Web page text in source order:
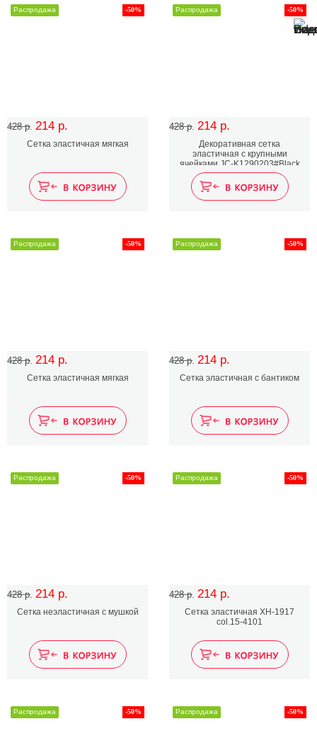
428 р. 214 р.
-50%
Распродажа
Сетка эластичная мягкая
428 р. 214 р.
-50%
Распродажа
Декоративная сетка
эластичная с крупными
ячейками JC-K1290203#Black
428 р. 214 р.
-50%
Распродажа
Сетка эластичная мягкая
428 р. 214 р.
-50%
Распродажа
Сетка эластичная с бантиком
428 р. 214 р.
-50%
Распродажа
Сетка неэластичная с мушкой
428 р. 214 р.
-50%
Распродажа
Сетка эластичная XH-1917
col.15-4101
-50%
Распродажа -50%
Распродажа